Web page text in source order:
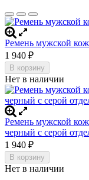
Ремень мужской
1 940 ₽
В корзину
Нет в наличии
Ремень мужской
черный c серой
1 940 ₽
В корзину
Нет в наличии